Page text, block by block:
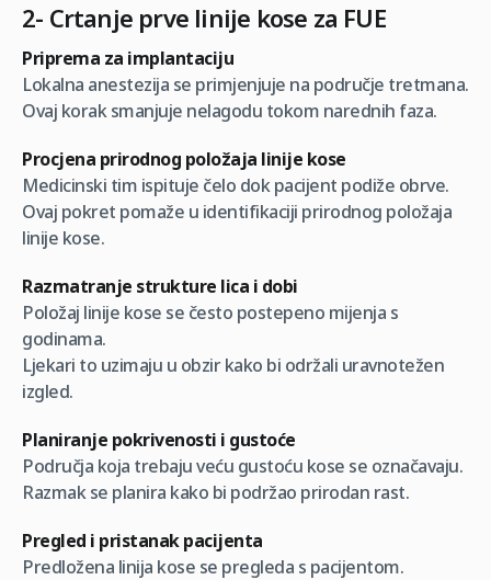
2- Crtanje prve linije kose za FUE
Priprema za implantaciju
Lokalna anestezija se primjenjuje na područje tretmana.
Ovaj korak smanjuje nelagodu tokom narednih faza.
Procjena prirodnog položaja linije kose
Medicinski tim ispituje čelo dok pacijent podiže obrve.
Ovaj pokret pomaže u identifikaciji prirodnog položaja
linije kose.
Razmatranje strukture lica i dobi
Položaj linije kose se često postepeno mijenja s
godinama.
Ljekari to uzimaju u obzir kako bi održali uravnotežen
izgled.
Planiranje pokrivenosti i gustoće
Područja koja trebaju veću gustoću kose se označavaju.
Razmak se planira kako bi podržao prirodan rast.
Pregled i pristanak pacijenta
Predložena linija kose se pregleda s pacijentom.